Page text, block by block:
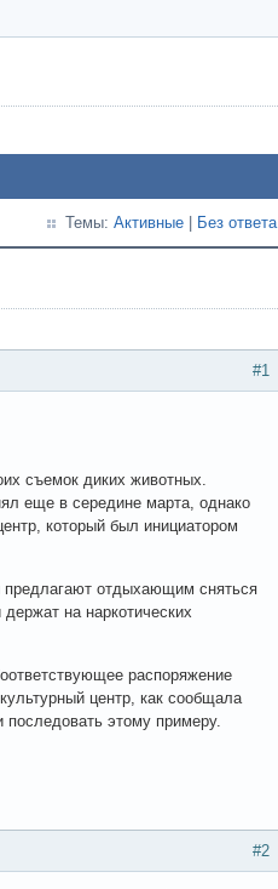
Темы: Активные Без ответа
#1
съемок диких животных.
еще в середине марта, однако
который был инициатором
предлагают отдыхающим сняться
на наркотических
распоряжение
центр, как сообщала
этому примеру.
#2